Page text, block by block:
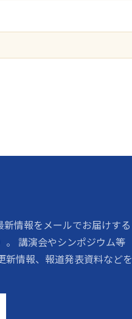
情報をメールでお届けする
。 講演会やシンポジウム等
新情報、報道発表資料などを